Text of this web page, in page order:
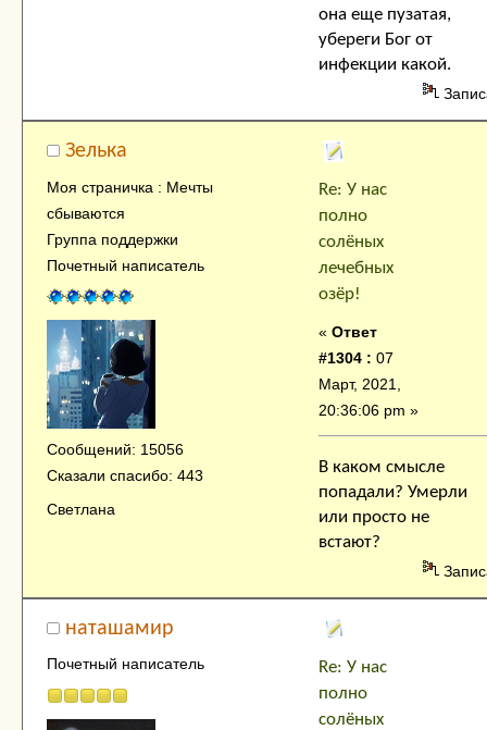
она еще пузатая,
убереги Бог от
инфекции какой.
Зелька
Моя страничка : Мечты
сбываются
Группа поддержки
Почетный написатель
Сообщений: 15056
Сказали спасибо: 443
Светлана
Re: У нас
полно
солёных
лечебных
озёр!
« Ответ
#1304 : 07
Март, 2021,
20:36:06 pm »
В каком смысле
попадали? Умерли
или просто не
встают?
наташамир
Почетный написатель
Re: У нас
полно
солёных